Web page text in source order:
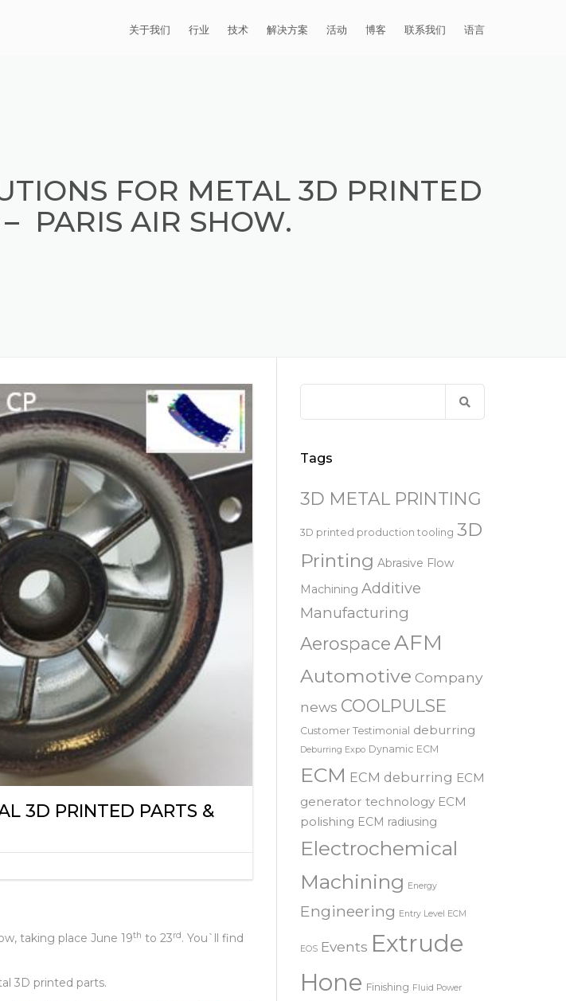
关于我们
易趋宏 (EXTRUDE HONE) INDIA
易趋宏 (EXTRUDE HONE) HUNTLEY
KEYNES – 英国
易趋宏 (EXTRUDE HONE)
易趋宏 (EXTRUDE HONE) –
易趋宏 (EXTRUDE HONE) – ITALIA
招贤纳士
行业
医疗器械精加工 膝关节植入物
模具挤压
技术
ECM（电解加工）
动态电解加工
解决方案
阴极
活动 博客 联系我们 语言
意大利文
FOR METAL 3D PRINTED
PARIS AIR SHOW.
3D PRINTED PARTS &
taking place June 19th to 23rd. You`ll find
3D printed parts.
Tags
3D METAL PRINTING
3D printed production tooling 3D
Printing Abrasive Flow
Machining Additive
Manufacturing
AerospaceAFM
Automotive Company
news COOLPULSE
Customer Testimonial deburring
Deburring Expo Dynamic ECM
ECM ECM deburring ECM
generator technology ECM
polishing ECM radiusing
Electrochemical
Machining Energy
Engineering Entry Level ECM
EOS Events Extrude
Hone Finishing Fluid Power
访问我们的虚拟展馆。